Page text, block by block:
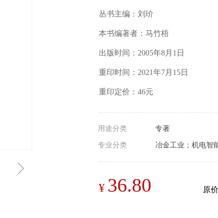
ꁇ
丛书主编：刘玠
本书编著者：马竹梧
出版时间：2005年8月1日
重印时间：2021年7月15日
重印定价：46元
¥ 36.80
用途分类 专著
专业分类 冶金工业；机电智
原价